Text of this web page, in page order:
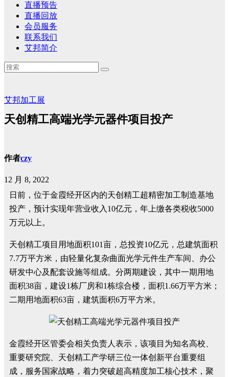
直播预告
直播回放
会员服务
联系我们
艾邦简介
艾邦加工展
天创精工高端光学元器件项目投产
作者czy
12 月 8, 2022
日前，位于金霞经开区内的天创精工超精密加工制造基地
投产，预计实现年营业收入10亿元，年上缴各类税收5000
万元以上。
天创精工项目用地面积101亩，总投资10亿元，总建筑面积
7.7万平方米，由轻量化复杂曲面光学元件生产车间、办公
研发中心及配套设施等组成。分两期建设，其中一期用地
面积38亩，建设1栋厂房和1栋综合楼，面积1.66万平方米；
二期用地面积63亩，建筑面积6万平方米。
金霞经开区管委会相关负责人表示，该项目为知名高校、
重要研究院、天创精工产学研三位一体创新平台重要组
成，服务国家战略，着力突破超高精度加工核心技术，聚